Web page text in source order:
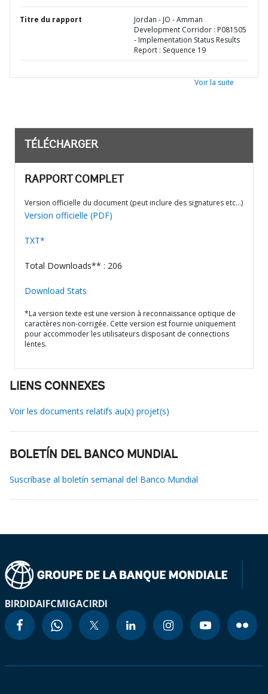
Titre du rapport
Jordan - JO - Amman
Development Corridor : P081505
- Implementation Status Results
Report : Sequence 19
Voir la suite
TÉLÉCHARGER
RAPPORT COMPLET
Version officielle du document (peut inclure des signatures etc…)
Version officielle (PDF)
TXT*
Total Downloads** : 206
Download Stats
*La version texte est une version à reconnaissance optique de
caractères non-corrigée. Cette version est fournie uniquement
pour accommoder les utilisateurs disposant de connections
lentes.
LIENS CONNEXES
Voir les documents relatifs au(x) projet(s)
BOLETÍN DEL BANCO MUNDIAL
Suscríbase al boletín semanal del Banco Mundial
BIRDIDAIFCMIGACIRDI